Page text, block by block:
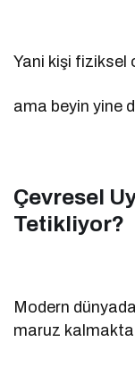
Yani kişi fiziksel
ama beyin yine
Çevresel
Tetikliyor?
Modern
maruz